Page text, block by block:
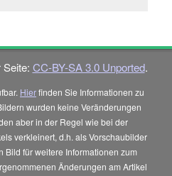
CC-BY-SA 3.0 Unported.
Hierfinden Sie Informationen zu
wurden keine Veränderungen
aber in der Regel wie bei der
verkleinert, d.h. als Vorschaubilder
Bild für weitere Informationen zum
Änderungen am Artikel